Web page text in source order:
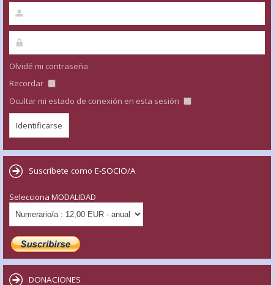
Olvidé mi contraseña
Recordar
Ocultar mi estado de conexión en esta sesión
Suscríbete como E-SOCIO/A
Selecciona MODALIDAD
DONACIONES